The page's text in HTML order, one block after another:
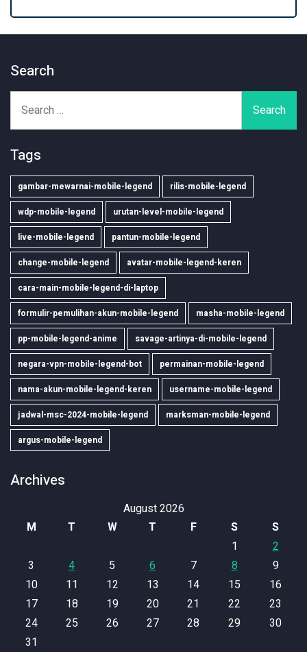
Search
for:
Tags
gambar-mewarnai-mobile-legend rilis-mobile-legend
wdp-mobile-legend urutan-level-mobile-legend
live-mobile-legend pantun-mobile-legend
change-mobile-legend avatar-mobile-legend-keren
cara-main-mobile-legend-di-laptop
formulir-pemulihan-akun-mobile-legend masha-mobile-legend
pp-mobile-legend-anime savage-artinya-di-mobile-legend
negara-vpn-mobile-legend-bot permainan-mobile-legend
nama-akun-mobile-legend-keren username-mobile-legend
jadwal-msc-2024-mobile-legend marksman-mobile-legend
argus-mobile-legend
Archives
August 2026
M
T W T F S
S
1
2
3
4 5 6 7 8
9
10
11 12 13 14 15
16
17
18 19 20 21 22
23
24
25 26 27 28 29
30
31